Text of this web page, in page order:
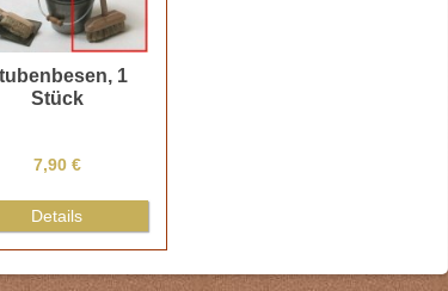
1
Stück
7,90 €
Details